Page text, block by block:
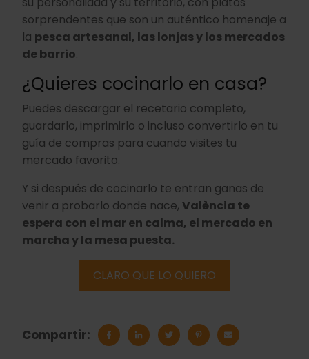
sorprendentes que son un auténtico homenaje a
la pesca artesanal, las lonjas y los mercados
de barrio.
¿Quieres cocinarlo en casa?
Puedes descargar el recetario completo,
guardarlo, imprimirlo o incluso convertirlo en tu
guía de compras para cuando visites tu
mercado favorito.
Y si después de cocinarlo te entran ganas de
venir a probarlo donde nace, València te
espera con el mar en calma, el mercado en
marcha y la mesa puesta.
CLARO QUE LO QUIERO
Compartir: